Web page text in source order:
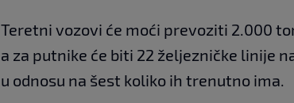
Teretni vozovi će moći prevoziti 2.000
a za putnike će biti 22 željezničke linije
u odnosu na šest koliko ih trenutno ima.